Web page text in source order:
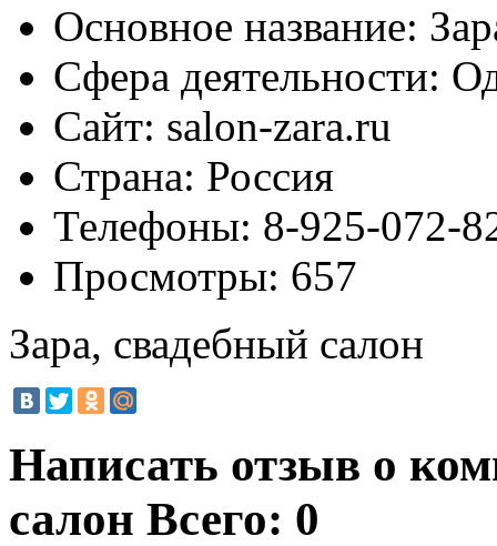
Основное название:
Сфера деятельности:
Сайт: salon-zara.ru
Страна: Россия
Телефоны: 8-925-072-
Просмотры: 657
Зара, свадебный салон
Написать отзыв о
салон Всего: 0